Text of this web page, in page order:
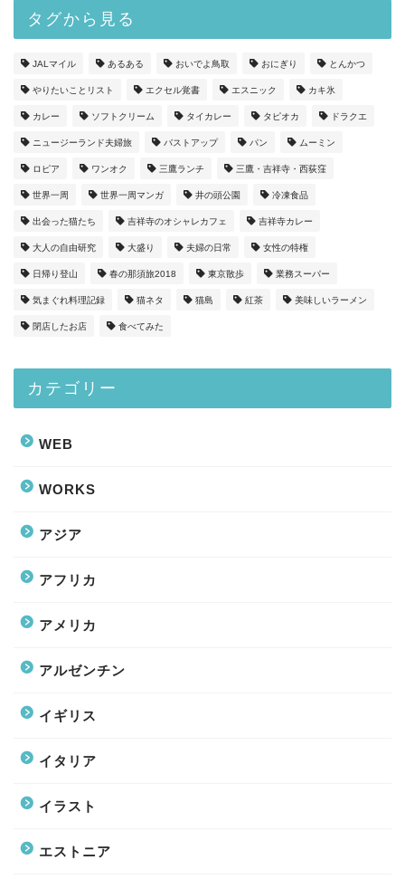
タグから見る
JALマイル あるある おいでよ鳥取 おにぎり とんかつ
やりたいことリスト エクセル覚書 エスニック カキ氷
カレー ソフトクリーム タイカレー タピオカ ドラクエ
ニュージーランド夫婦旅 バストアップ パン ムーミン
ロピア ワンオク 三鷹ランチ 三鷹・吉祥寺・西荻窪
世界一周 世界一周マンガ 井の頭公園 冷凍食品
出会った猫たち 吉祥寺のオシャレカフェ 吉祥寺カレー
大人の自由研究 大盛り 夫婦の日常 女性の特権
日帰り登山 春の那須旅2018 東京散歩 業務スーパー
気まぐれ料理記録 猫ネタ 猫島 紅茶 美味しいラーメン
閉店したお店 食べてみた
カテゴリー
WEB
WORKS
アジア
アフリカ
アメリカ
アルゼンチン
イギリス
イタリア
イラスト
エストニア